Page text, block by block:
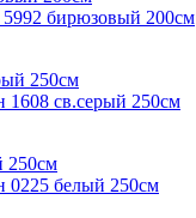
бирюзовый 200см
1608 св.серый 250см
0225 белый 250см